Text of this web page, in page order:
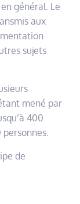
général. Le
aux
sujets
mené par
400
personnes.
de